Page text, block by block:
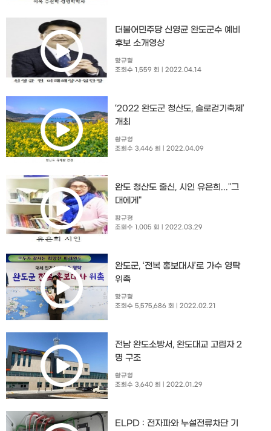
더불어민주당 신영균 완도군수 예비
후보 소개영상
황규형
조회수 1,559 회
| 2022.04.14
‘2022 완도군 청산도, 슬로걷기축제’
개최
황규형
조회수 3,446 회
| 2022.04.09
완도 청산도 출신, 시인 유은희..."그
대에게"
황규형
조회수 1,005 회
| 2022.03.29
완도군, ‘전복 홍보대사’로 가수 영탁
위촉
황규형
조회수 5,575,686 회
| 2022.02.21
전남 완도소방서, 완도대교 고립자 2
명 구조
황규형
조회수 3,640 회
| 2022.01.29
ELPD : 전자파와 누설전류차단 기